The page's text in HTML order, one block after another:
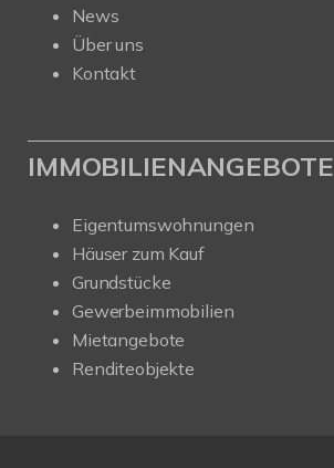
News
Über uns
Kontakt
IMMOBILIENANGEBOTE
Eigentumswohnungen
Häuser zum Kauf
Grundstücke
Gewerbeimmobilien
Mietangebote
Renditeobjekte